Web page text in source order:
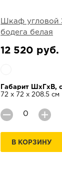
Шкаф угловой
бодега белая
12 520 руб.
Габарит ШхГхВ,
72 х 72 х 208.5 см
В КОРЗИНУ